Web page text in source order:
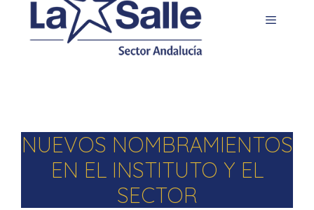
NUEVOS NOMBRAMIENTOS
EN EL INSTITUTO Y EL
SECTOR